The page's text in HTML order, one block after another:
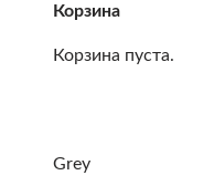
Корзина
Корзина пуста.
Grey